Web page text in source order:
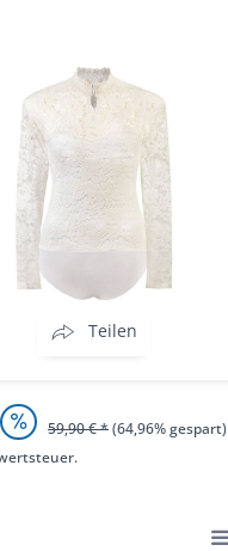
Teilen
59,90 € *(64,96% gespart)